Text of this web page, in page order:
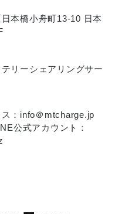
本橋小舟町13-10 日本
リーシェアリングサー
ス：info＠mtcharge.jp
公式アカウント：